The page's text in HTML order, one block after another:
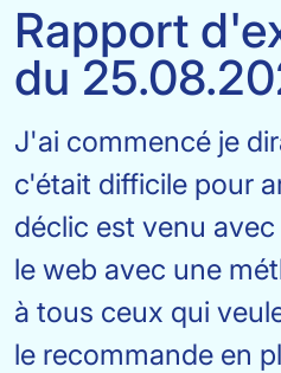
Rapport
du
J'ai commencé je
c'était difficile pour
déclic est venu
le web avec une
à tous ceux qui
le recommande en